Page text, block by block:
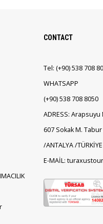
CONTACT
Tel:(+90)538 708
WHATSAPP
(+90)538 708 8050
ADRESS:
607 Sokak M.
/ANTALYA /TÜRKİYE
E-MAİL: